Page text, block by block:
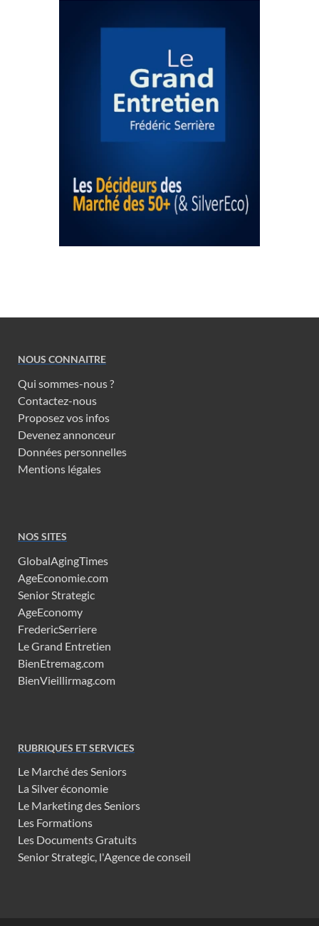
NOUS CONNAITRE
Qui sommes-nous ?
Contactez-nous
Proposez vos infos
Devenez annonceur
Données personnelles
Mentions légales
NOS SITES
GlobalAgingTimes
AgeEconomie.com
Senior Strategic
AgeEconomy
FredericSerriere
Le Grand Entretien
BienEtremag.com
BienVieillirmag.com
RUBRIQUES ET SERVICES
Le Marché des Seniors
La Silver économie
Le Marketing des Seniors
Les Formations
Les Documents Gratuits
Senior Strategic, l'Agence de conseil